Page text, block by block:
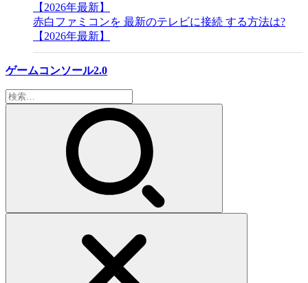
赤白ファミコンを 最新のテレビに接続 する方法は?
【2026年最新】
ゲームコンソール2.0
検
索: